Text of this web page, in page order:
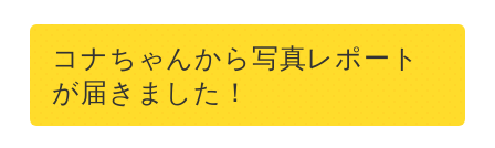
コナちゃんから写真レポート
が届きました！